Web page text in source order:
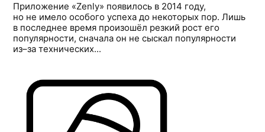
Приложение «Zenly» появилось в 2014 году,
но не имело особого успеха до некоторых пор. Лишь
в последнее время произошёл резкий рост его
популярности, сначала он не сыскал популярности
из–за технических...